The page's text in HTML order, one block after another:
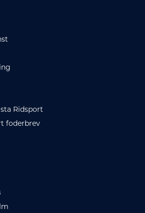
Ridsport
foderbrev